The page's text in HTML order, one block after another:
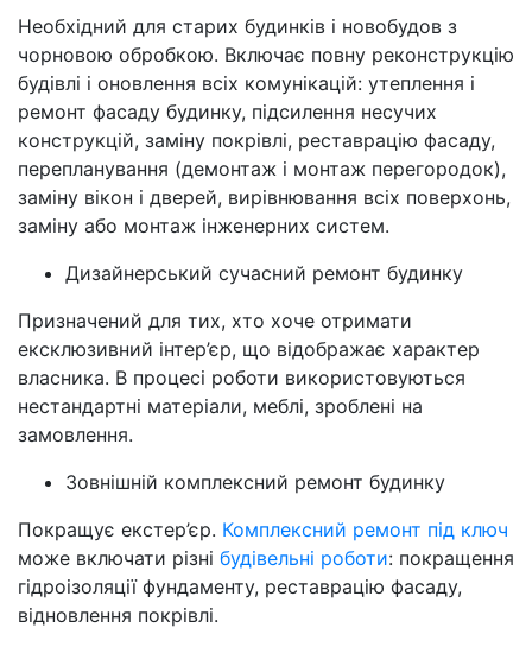
Необхідний для старих будинків і новобудов з
чорновою обробкою. Включає повну реконструкцію
будівлі і оновлення всіх комунікацій: утеплення і
ремонт фасаду будинку, підсилення несучих
конструкцій, заміну покрівлі, реставрацію фасаду,
перепланування (демонтаж і монтаж перегородок),
заміну вікон і дверей, вирівнювання всіх поверхонь,
заміну або монтаж інженерних систем.
Дизайнерський сучасний ремонт будинку
Призначений для тих, хто хоче отримати
ексклюзивний інтер’єр, що відображає характер
власника. В процесі роботи використовуються
нестандартні матеріали, меблі, зроблені на
замовлення.
Зовнішній комплексний ремонт будинку
Покращує екстер’єр. Комплексний ремонт під ключ
може включати різні будівельні роботи: покращення
гідроізоляції фундаменту, реставрацію фасаду,
відновлення покрівлі.